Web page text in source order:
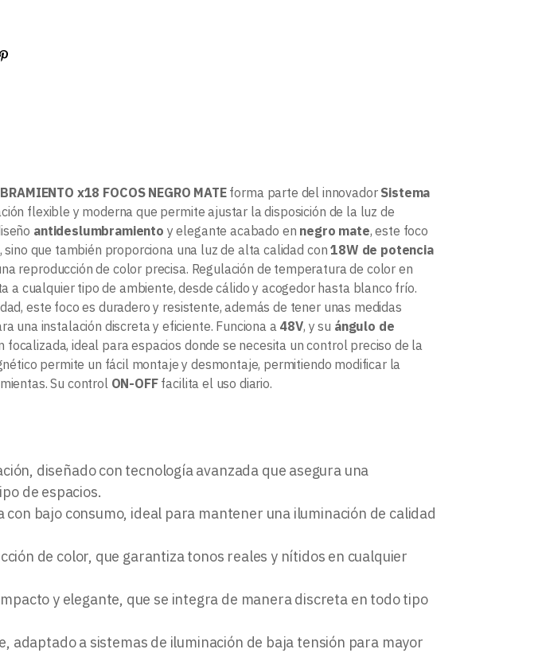
x18 FOCOS NEGRO MATEforma parte del innovador Sistema
flexible y moderna que permite ajustar la disposición de la luz de
antideslumbramiento y elegante acabado en negro mate, este foco
que también proporciona una luz de alta calidad con18W de potencia
reproducción de color precisa. Regulación de temperatura de color en
a cualquier tipo de ambiente, desde cálido y acogedor hasta blanco frío.
este foco es duradero y resistente, además de tener unas medidas
una instalación discreta y eficiente. Funciona a 48V, y su ángulo de
ideal para espacios donde se necesita un control preciso de la
permite un fácil montaje y desmontaje, permitiendo modificar la
Su control ON-OFFfacilita el uso diario.
diseñado con tecnología avanzada que asegura una
de espacios.
con bajo consumo, ideal para mantener una iluminación de calidad
de color, que garantiza tonos reales y nítidos en cualquier
y elegante, que se integra de manera discreta en todo tipo
adaptado a sistemas de iluminación de baja tensión para mayor